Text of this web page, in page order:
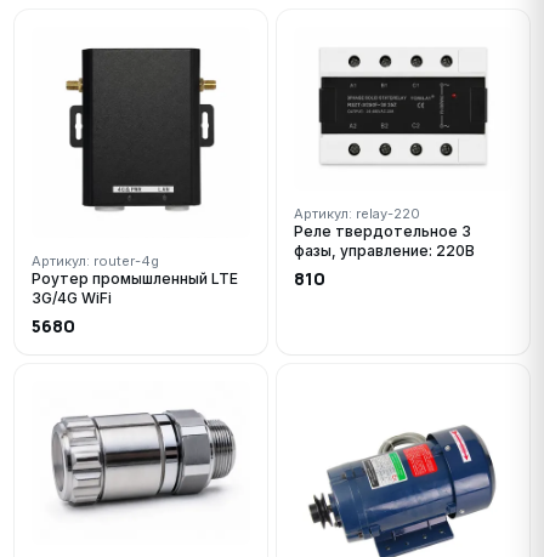
Артикул: router-4g
Роутер промышленный LTE
3G/4G WiFi
5680
Артикул: relay-220
Реле твердотельное 3
фазы, управление: 220В
810